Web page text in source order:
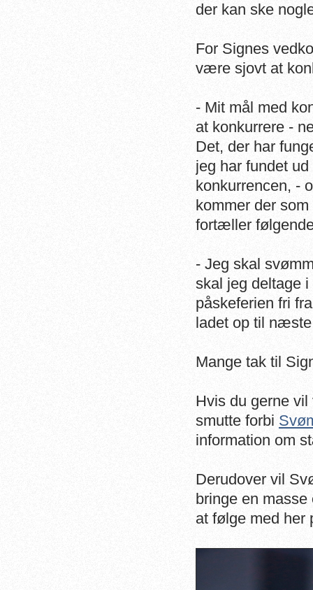
der kan ske
For Signes
være sjovt at
- Mit mål med
at konkurrere -
Det, der har
jeg har fundet
konkurrencen, -
kommer der
fortæller
- Jeg skal
skal jeg deltage
påskeferien fri
ladet op til
Mange tak til
Hvis du gerne
smutte forbi
information om
Derudover vil
bringe en
at følge med her